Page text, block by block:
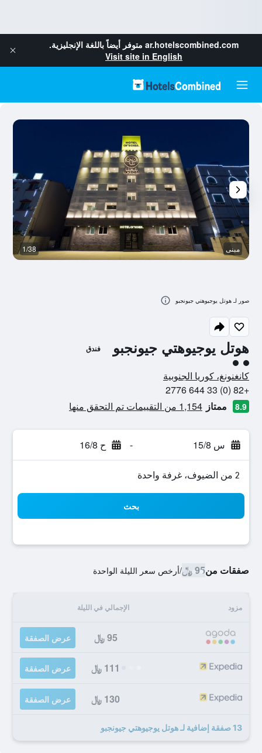
ar.hotelscombined.com متوفر أيضاً باللغة الإنجليزية.
Visit site in English
هوتل يوجيوهتي جيونجبو فندق
تقييم فئة 2
كانغنونغ، كوريا الجنوبية
+82 (0) 33 644 2776
8.9 ممتاز 1,154 من التقييمات تم التحقق منها
س 15/8 - ح 16/8
2 من الضيوف، غرفة واحدة
بحث
صفقات من95 ﷼ /أرخص سعر الليلة الواحدة
مزود الإجمالي في الليلة
95 ﷼ عرض الصفقة
111 ﷼ عرض الصفقة
130 ﷼ عرض الصفقة
13 صفقة إضافية لـ هوتل يوجيوهتي جيونجبو
مبنى 1/38
صور لـ هوتل يوجيوهتي جيونجبو